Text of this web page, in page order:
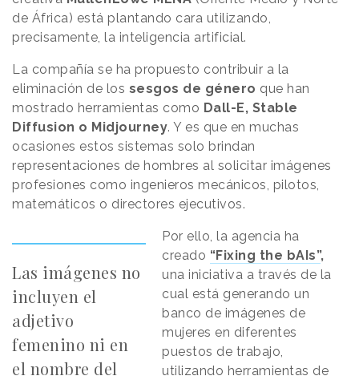
de África) está plantando cara utilizando,
precisamente, la inteligencia artificial.
La compañía se ha propuesto contribuir a la
eliminación de los sesgos de género que han
mostrado herramientas como Dall-E, Stable
Diffusion o Midjourney. Y es que en muchas
ocasiones estos sistemas solo brindan
representaciones de hombres al solicitar imágenes
profesiones como ingenieros mecánicos, pilotos,
matemáticos o directores ejecutivos.
Las imágenes no
incluyen el
adjetivo
femenino ni en
el nombre del
Por ello, la agencia ha
creado “Fixing the bAIs”,
una iniciativa a través de la
cual está generando un
banco de imágenes de
mujeres en diferentes
puestos de trabajo,
utilizando herramientas de